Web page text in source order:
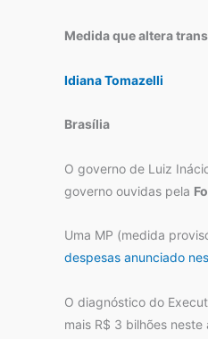
Medida que altera
Idiana Tomazelli
Brasília
O governo de Luiz
governo ouvidas pela
Uma MP (medida
despesas anunciado
O diagnóstico do
mais R$ 3 bilhões